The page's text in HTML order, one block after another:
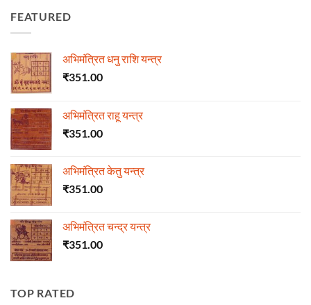
FEATURED
अभिमंत्रित धनु राशि यन्त्र
₹351.00
अभिमंत्रित राहू यन्त्र
₹351.00
अभिमंत्रित केतु यन्त्र
₹351.00
अभिमंत्रित चन्द्र यन्त्र
₹351.00
TOP RATED